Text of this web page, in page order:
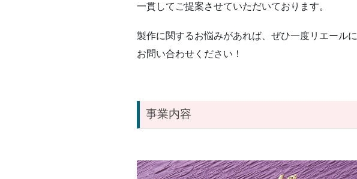
一貫してご提案させていただいております。
製作に関するお悩みがあれば、ぜひ一度リエールに
お問い合わせください！
事業内容